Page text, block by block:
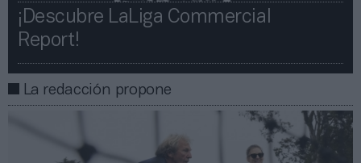
¡Descubre LaLiga Commercial
Report!​​
La redacción propone